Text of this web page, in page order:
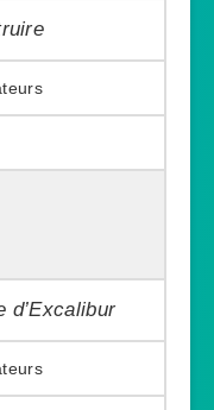
d’Excalibur